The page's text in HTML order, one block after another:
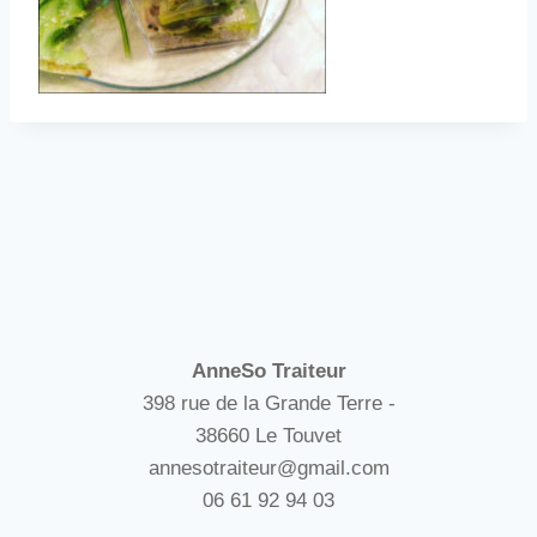
AnneSo Traiteur
398 rue de la Grande Terre -
38660 Le Touvet
annesotraiteur@gmail.com
06 61 92 94 03